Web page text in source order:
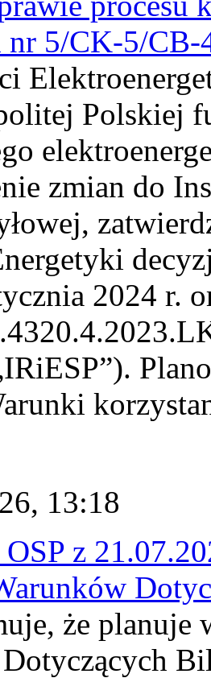
nr 5/CK-5/CB-
Polskiej
zmian do
2024 r.
13:18
z
że planuje